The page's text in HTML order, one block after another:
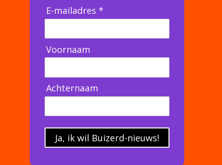
E-mailadres *
Voornaam
Achternaam
Ja, ik wil Buizerd-nieuws!